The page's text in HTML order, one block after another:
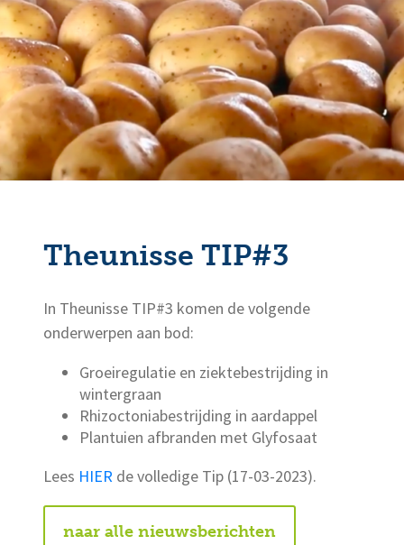
Theunisse TIP#3
In Theunisse TIP#3 komen de volgende
onderwerpen aan bod:
Groeiregulatie en ziektebestrijding in
wintergraan
Rhizoctoniabestrijding in aardappel
Plantuien afbranden met Glyfosaat
Lees HIER de volledige Tip (17-03-2023).
naar alle nieuwsberichten